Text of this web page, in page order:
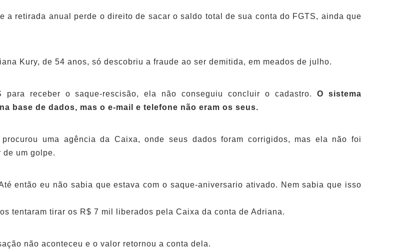
a retirada anual perde o direito de sacar o saldo total de sua conta do FGTS, ainda que
Kury, de 54 anos, só descobriu a fraude ao ser demitida, em meados de julho.
para receber o saque-rescisão, ela não conseguiu concluir o cadastro.O sistema
base de dados, mas o e-mail e telefone não eram os seus.
uma agência da Caixa, onde seus dados foram corrigidos, mas ela não foi
um golpe.
então eu não sabia que estava com o saque-aniversario ativado. Nem sabia que isso
tentaram tirar os R$ 7 mil liberados pela Caixa da conta de Adriana.
não aconteceu e o valor retornou a conta dela.